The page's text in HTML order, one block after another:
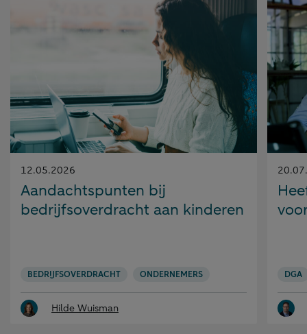
Gepubliceerd
op:
12.05.2026
Aandachtspunten bij
bedrijfsoverdracht aan kinderen
BEDRIJFSOVERDRACHT ONDERNEMERS
Hilde Wuisman
op:
DGA